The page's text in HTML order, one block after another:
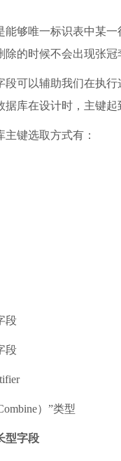
能够唯一标识表中某
除的时候不会出现张冠
段可以辅助我们在执
据库在设计时，主键起
主键选取方式有：
段
段
）”类型
型字段